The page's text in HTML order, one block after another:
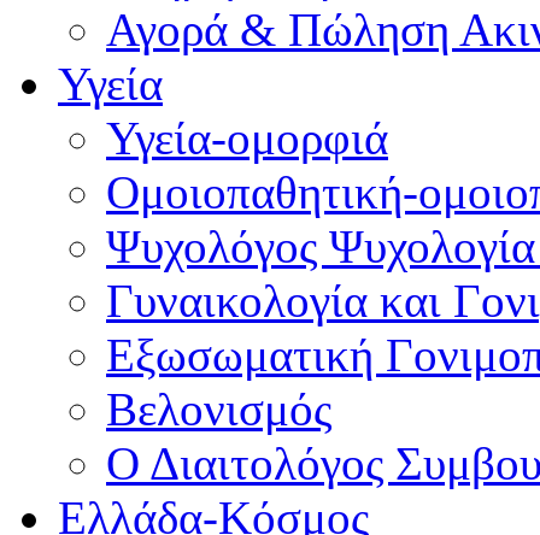
Αγορά & Πώληση
Υγεία
Υγεία-ομορφιά
Ομοιοπαθητική-
Ψυχολόγος
Γυναικολογία και
Εξωσωματική
Βελονισμός
Ο Διαιτολόγος
Ελλάδα-Κόσμος